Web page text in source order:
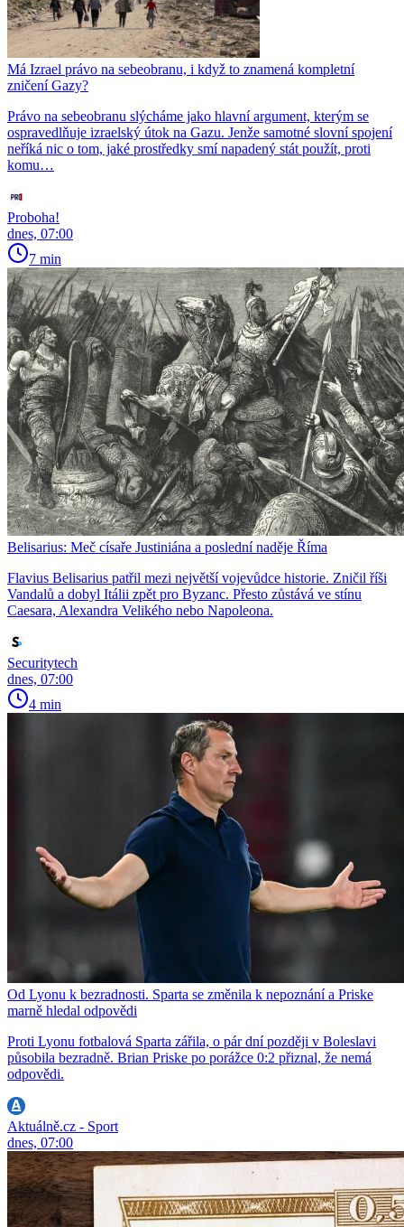
Má Izrael právo na sebeobranu, i když to znamená kompletní
zničení Gazy?
Právo na sebeobranu slýcháme jako hlavní argument, kterým se
ospravedlňuje izraelský útok na Gazu. Jenže samotné slovní spojení
neříká nic o tom, jaké prostředky smí napadený stát použít, proti
komu…
Proboha!
dnes, 07:00
7 min
Belisarius: Meč císaře Justiniána a poslední naděje Říma
Flavius Belisarius patřil mezi největší vojevůdce historie. Zničil říši
Vandalů a dobyl Itálii zpět pro Byzanc. Přesto zůstává ve stínu
Caesara, Alexandra Velikého nebo Napoleona.
Securitytech
dnes, 07:00
4 min
Od Lyonu k bezradnosti. Sparta se změnila k nepoznání a Priske
marně hledal odpovědi
Proti Lyonu fotbalová Sparta zářila, o pár dní později v Boleslavi
působila bezradně. Brian Priske po porážce 0:2 přiznal, že nemá
odpovědi.
Aktuálně.cz - Sport
dnes, 07:00